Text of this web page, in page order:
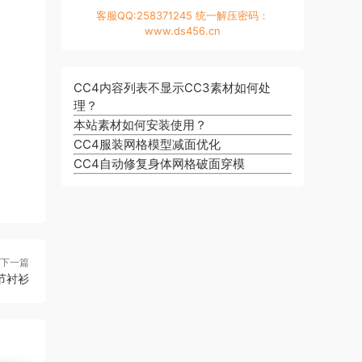
下一篇
衬衫
客服QQ:258371245 统一解压密码：
www.ds456.cn
CC4内容列表不显示CC3素材如何处
理？
本站素材如何安装使用？
CC4服装网格模型减面优化
CC4自动修复身体网格破面穿模